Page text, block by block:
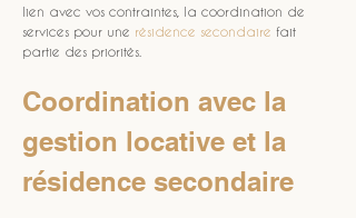
lien avec vos contraintes, la coordination de
services pour une résidence secondaire fait
partie des priorités.
Coordination avec la
gestion locative et la
résidence secondaire